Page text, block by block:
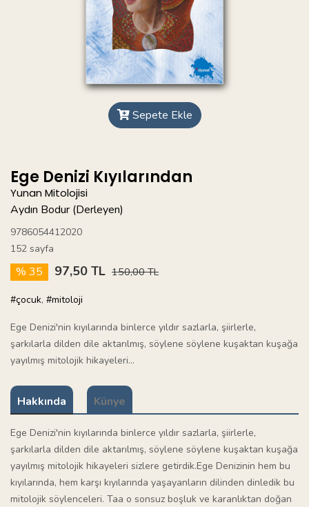
Sepete Ekle
Ege Denizi Kıyılarından
Yunan Mitolojisi
Aydın Bodur (Derleyen)
9786054412020
152 sayfa
% 35 97,50 TL 150,00 TL
#çocuk, #mitoloji
Ege Denizi'nin kıyılarında binlerce yıldır sazlarla, şiirlerle,
şarkılarla dilden dile aktarılmış, söylene söylene kuşaktan kuşağa
yayılmış mitolojik hikayeleri...
Hakkında Künye
Ege Denizi'nin kıyılarında binlerce yıldır sazlarla, şiirlerle,
şarkılarla dilden dile aktarılmış, söylene söylene kuşaktan kuşağa
yayılmış mitolojik hikayeleri sizlere getirdik.Ege Denizinin hem bu
kıyılarında, hem karşı kıyılarında yaşayanların dilinden dinledik bu
mitolojik söylenceleri. Taa o sonsuz boşluk ve karanlıktan doğan